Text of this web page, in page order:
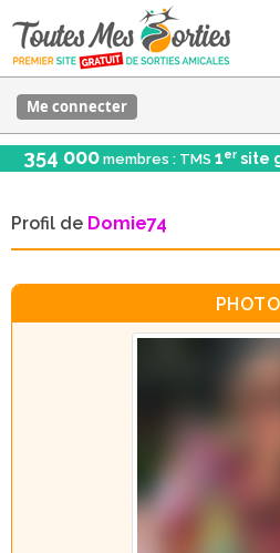
Me connecter
354 000 membres : TMS 1er site
Profil de Domie74
PHOTO